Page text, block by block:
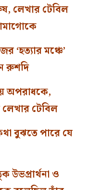
লেখার টেবিল
‘হত্যার মঞ্চে’
রুশদি
অপরাধকে,
লেখার টেবিল
বুঝতে পারে যে
উভপ্রার্থনা ও